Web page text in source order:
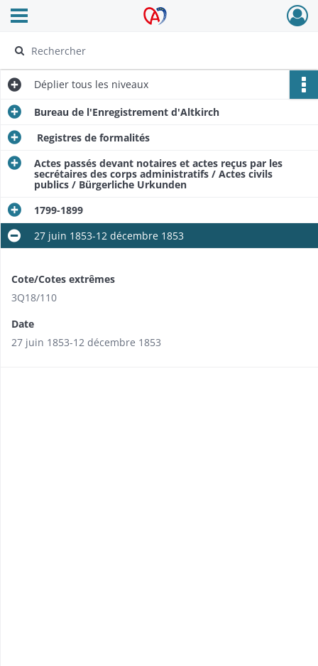
Archives Alsace - Colmar
Ouvrir le menu déroulant
Déplier tous les niveaux
Bureau de l'Enregistrement d'Altkirch
Registres de formalités
Actes passés devant notaires et actes reçus par les
secrétaires des corps administratifs / Actes civils
publics / Bürgerliche Urkunden
1799-1899
27 juin 1853-12 décembre 1853
Cote/Cotes extrêmes
3Q18/110
Date
27 juin 1853-12 décembre 1853